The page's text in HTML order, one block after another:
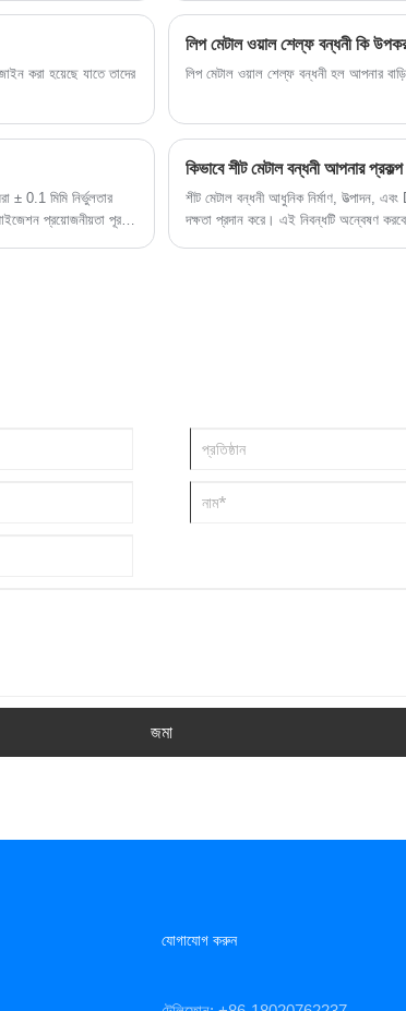
করা হয়েছে যাতে তাদের
লিপ মেটাল ওয়াল শেল্ফ বন্ধনী কি
লিপ মেটাল ওয়াল শেল্ফ বন্ধনী হল আপনার
± 0.1 মিমি নির্ভুলতার
প্রয়োজনীয়তা পূরণ
কিভাবে শীট মেটাল বন্ধনী আপনার
শীট মেটাল বন্ধনী আধুনিক নির্মাণ, উত্পাদন,
দক্ষতা প্রদান করে। এই নিবন্ধটি অন্বেষণ করবে
জমা
যোগাযোগ করুন